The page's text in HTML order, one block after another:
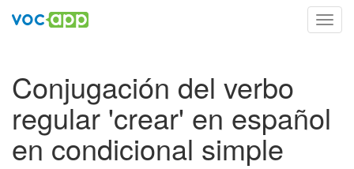
Conjugación del verbo
regular 'crear' en español
en condicional simple